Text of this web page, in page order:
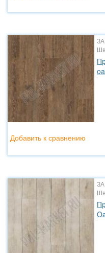
Добавить к сравнению